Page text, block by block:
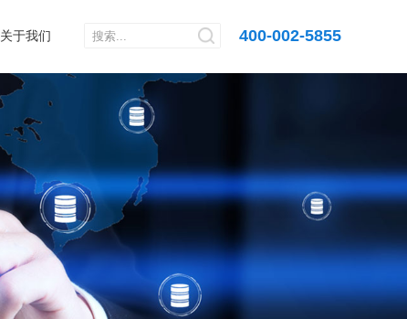
400-002-5855
关于我们